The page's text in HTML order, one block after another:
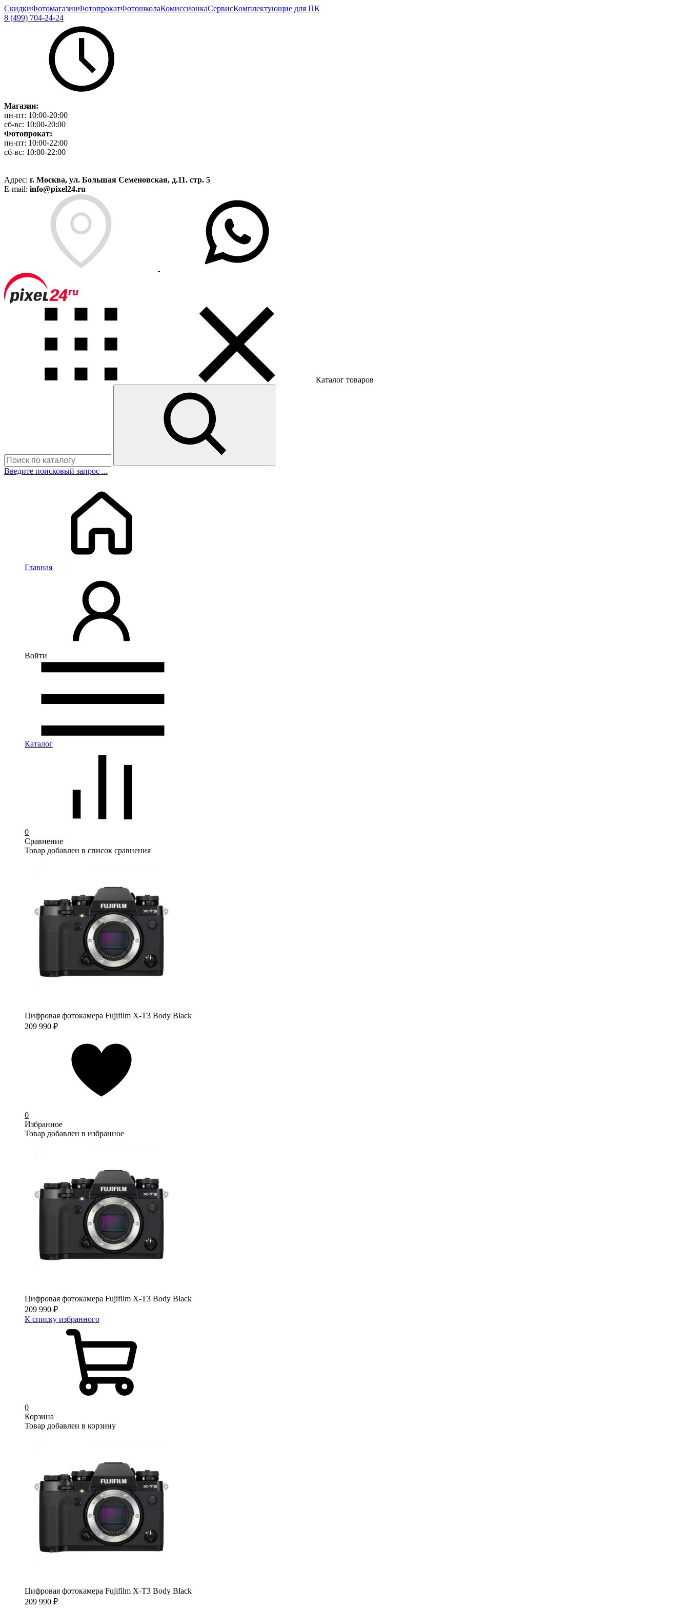
СкидкиФотомагазинФотопрокатФотошколаКомиссионкаСервисКомплектующие для ПК
8 (499) 704-24-24
Магазин:
пн-пт: 10:00-20:00
сб-вс: 10:00-20:00
Фотопрокат:
пн-пт: 10:00-22:00
сб-вс: 10:00-22:00
Адрес: г. Москва, ул. Большая Семеновская, д.11. стр. 5
E-mail: info@pixel24.ru
Каталог товаров
Введите поисковый запрос ...
Главная
Войти
Каталог
0
Сравнение
Товар добавлен в список сравнения
Цифровая фотокамера Fujifilm X-T3 Body Black
209 990 ₽
0
Избранное
Товар добавлен в избранное
Цифровая фотокамера Fujifilm X-T3 Body Black
209 990 ₽
К списку избранного
0
Корзина
Товар добавлен в корзину
Цифровая фотокамера Fujifilm X-T3 Body Black
209 990 ₽